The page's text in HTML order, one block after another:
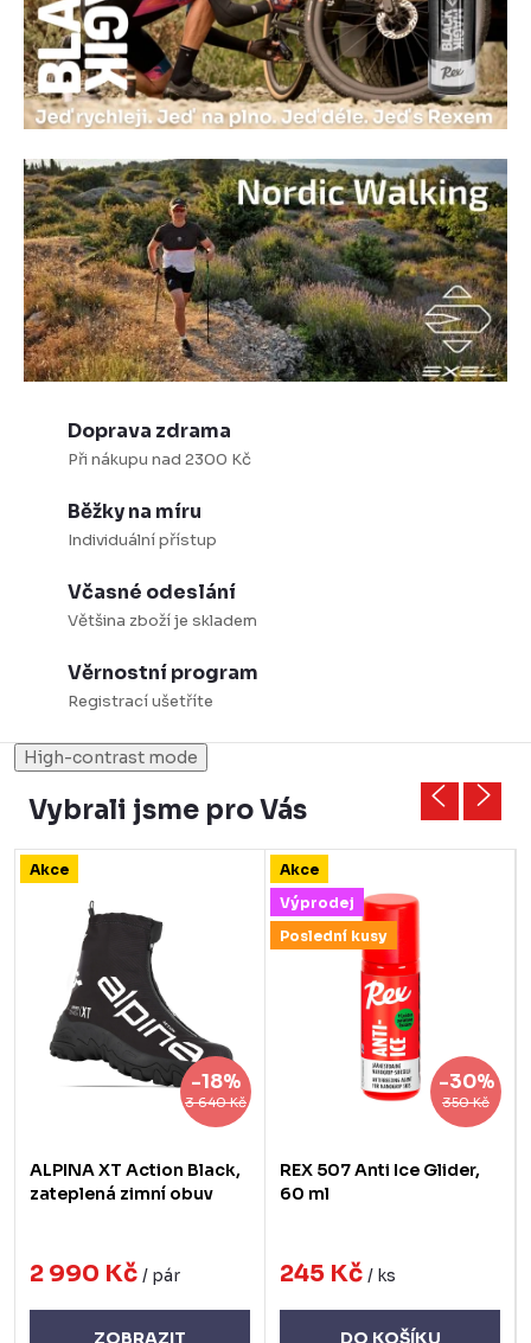
c
z
Doprava zdrama
Při nákupu nad 2300 Kč
Běžky na míru
Individuální přístup
Včasné odeslání
Většina zboží je skladem
Věrnostní program
Registrací ušetříte
High-contrast mode
Vybrali jsme pro Vás
Akce
3 640 Kč
-18%
ALPINA XT Action Black,
zateplená zimní obuv
2 990 Kč / pár
ZOBRAZIT
Akce
Výprodej
Poslední kusy
350 Kč
-30%
REX 507 Anti Ice Glider,
60 ml
245 Kč / ks
DO KOŠÍKU